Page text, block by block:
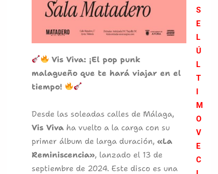
Vis Viva: ¡El pop punk
malagueño que te hará viajar en el
tiempo!
Desde las soleadas calles de Málaga,
Vis Viva ha vuelto a la carga con su
primer álbum de larga duración, «La
Reminiscencia», lanzado el 13 de
septiembre de 2024. Este disco es una
S
E
L
Ú
L
T
M
O
V
E
C